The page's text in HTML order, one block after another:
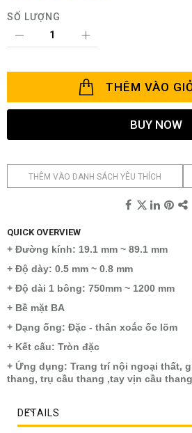
SỐ LƯỢNG
THÊM VÀO
BUY NOW
THÊM VÀO DANH SÁCH YÊU THÍCH
QUICK OVERVIEW
+ Đường kính: 19.1 mm ~ 89.1 mm
+ Độ dày: 0.5 mm ~ 0.8 mm
+ Độ dài 1 bông: 750mm ~ 1200 mm
+ Bề mặt BA
+ Dạng ống: Đặc - thân xoắc ốc lõm
+ Kết cấu: Tròn đặc
+ Ứng dụng: Trang trí nội ngoại thất,
thang, trụ cầu thang ,tay vịn cầu
DETAILS